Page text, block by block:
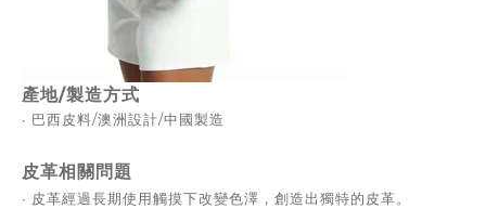
產地/製造方式
∙ 巴西皮料/澳洲設計/中國製造
皮革相關問題
∙ 皮革經過長期使用觸摸下改變色澤，創造出獨特的皮革。